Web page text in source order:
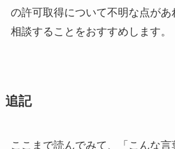
の許可取得について不明な点があ
相談することをおすすめします。
追記
ここまで読んでみて、「こんな